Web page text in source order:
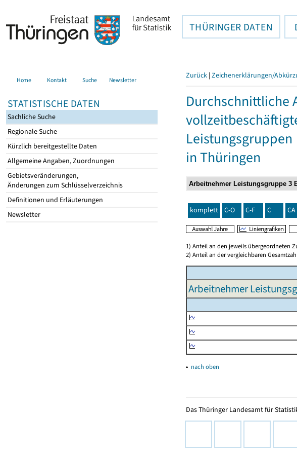
THÜRINGER DATEN
Home Kontakt Suche Newsletter
STATISTISCHE DATEN
Sachliche Suche
Regionale Suche
Kürzlich bereitgestellte Daten
Allgemeine Angaben, Zuordnungen
Gebietsveränderungen,
Änderungen zum Schlüsselverzeichnis
Definitionen und Erläuterungen
Newsletter
Zurück | Zeichenerklärungen/
Durchschnittliche
Leistungsgruppen
in Thüringen
komplett C-O C-F C CA
1) Anteil an den jeweils übergeordneten
2) Anteil an der vergleichbaren
Arbeitnehmer
▴ nach oben
Das Thüringer Landesamt für